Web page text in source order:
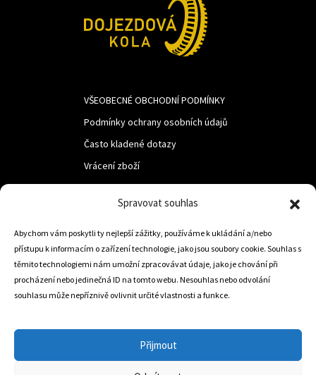
Spravovat souhlas
Abychom vám poskytli ty nejlepší zážitky, používáme k ukládání a/nebo
přístupu k informacím o zařízení technologie, jako jsou soubory cookie. Souhlas s
těmito technologiemi nám umožní zpracovávat údaje, jako je chování při
procházení nebo jedinečná ID na tomto webu. Nesouhlas nebo odvolání
souhlasu může nepříznivě ovlivnit určité vlastnosti a funkce.
Přijmout
VŠEOBECNÉ OBCHODNÍ PODMÍNKY
Podmínky ochrany osobních údajů
Často kladené dotazy
Vrácení zboží
LUF s.r.o.
Nám. M.R.Štefanika 518,
Trstená 02801
info@dojezdovakola.com